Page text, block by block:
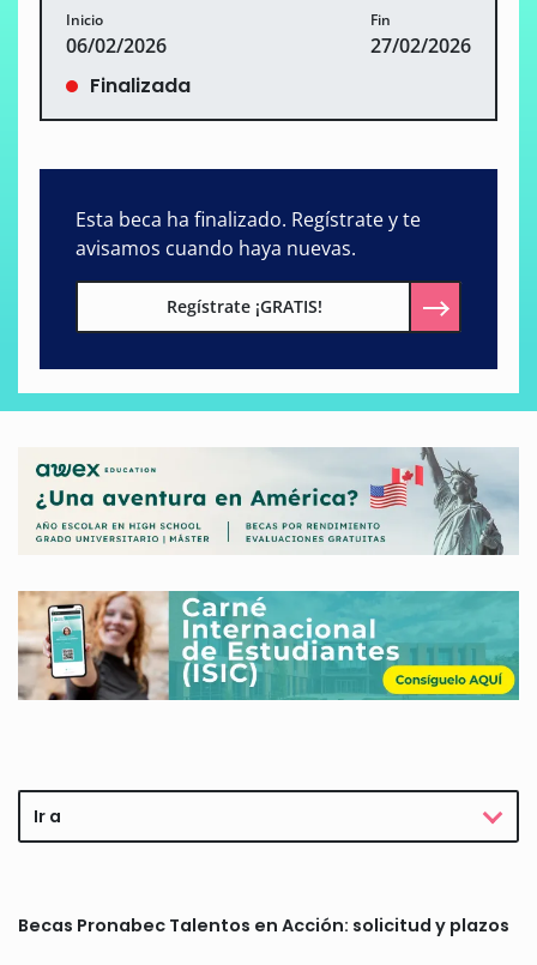
Inicio
06/02/2026
Fin
27/02/2026
Finalizada
Esta beca ha finalizado. Regístrate y te
avisamos cuando haya nuevas.
Regístrate ¡GRATIS!
Ir a
Becas Pronabec Talentos en Acción: solicitud y plazos